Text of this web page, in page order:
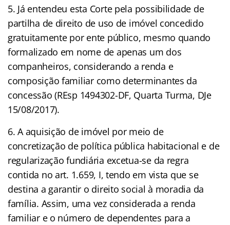
5. Já entendeu esta Corte pela possibilidade de
partilha de direito de uso de imóvel concedido
gratuitamente por ente público, mesmo quando
formalizado em nome de apenas um dos
companheiros, considerando a renda e
composição familiar como determinantes da
concessão (REsp 1494302-DF, Quarta Turma, DJe
15/08/2017).
6. A aquisição de imóvel por meio de
concretização de política pública habitacional e de
regularização fundiária excetua-se da regra
contida no art. 1.659, I, tendo em vista que se
destina a garantir o direito social à moradia da
família. Assim, uma vez considerada a renda
familiar e o número de dependentes para a